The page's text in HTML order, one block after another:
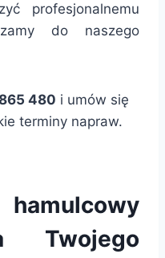
profesjonalnemu
do naszego
480 i umów się
terminy napraw.
hamulcowy
Twojego